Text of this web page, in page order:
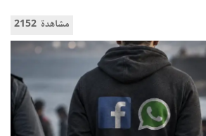
2152 مشاهدة